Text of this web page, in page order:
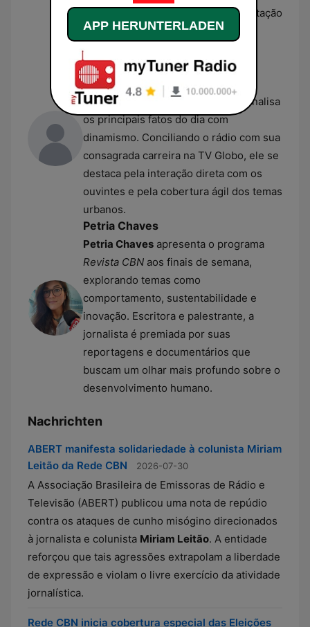
noticiários ao vivo, focando na prestação
de serviço e nos dilemas da capital
paulista.
Rodrigo Bocardi
Rodrigo Bocardi é o âncora do
programa
Ponto Final CBN
, onde analisa
os principais fatos do dia com
dinamismo. Conciliando o rádio com sua
consagrada carreira na TV Globo, ele se
destaca pela interação direta com os
ouvintes e pela cobertura ágil dos temas
urbanos.
Petria Chaves
Petria Chaves apresenta o programa
Revista CBN aos finais de semana,
explorando temas como
comportamento, sustentabilidade e
inovação. Escritora e palestrante, a
jornalista é premiada por suas
reportagens e documentários que
buscam um olhar mais profundo sobre o
desenvolvimento humano.
Nachrichten
ABERT manifesta solidariedade à colunista Miriam
Leitão da Rede CBN
2026-07-30
A Associação Brasileira de Emissoras de Rádio e
Televisão (ABERT) publicou uma nota de repúdio
contra os ataques de cunho misógino direcionados
à jornalista e colunista Miriam Leitão. A entidade
reforçou que tais agressões extrapolam a liberdade
de expressão e violam o livre exercício da atividade
jornalística.
Rede CBN inicia cobertura especial das Eleições
APP HERUNTERLADEN